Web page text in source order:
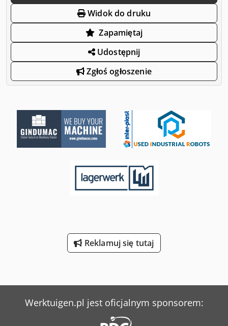
Widok do druku
Zapamiętaj
Udostępnij
Zgłoś ogłoszenie
Reklamuj się tutaj
Werktuigen.pl jest oficjalnym sponsorem: